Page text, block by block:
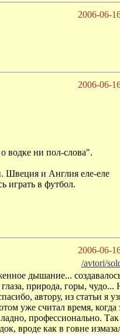
2006-06-
2006-06-
водке ни пол-слова".
Швеция и Англия еле-еле
играть в футбол.
2006-06-
/avtori/
дышание...
природа, горы, чудо...
автору, из статьи я
уже считал время, когда
профессионально. Так
вроде как в говне